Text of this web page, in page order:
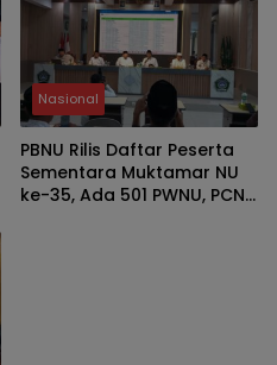
Nasional
PBNU Rilis Daftar Peserta
Sementara Muktamar NU
ke-35, Ada 501 PWNU, PCNU